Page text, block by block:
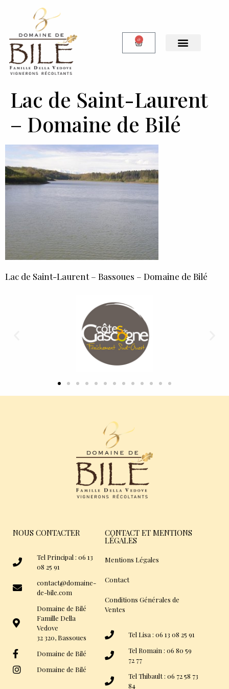
0
Lac de Saint-Laurent
– Domaine de Bilé
Lac de Saint-Laurent – Bassoues – Domaine de Bilé
NOUS CONTACTER
Tel Principal : 06 13
08 25 91
contact@domaine-
de-bile.com
Domaine de Bilé
Famille Della
Vedove
32 320, Bassoues
Domaine de Bilé
Domaine de Bilé
CONTACT ET MENTIONS
LÉGALES
Mentions Légales
Contact
Conditions Générales de
Ventes
Tel Lisa : 06 13 08 25 91
Tel Romain : 06 80 59
72 77
Tel Thibault : 06 72 58 73
84